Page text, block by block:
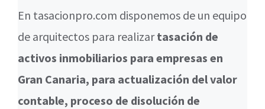
En tasacionpro.com disponemos de un equipo
de arquitectos para realizartasación de
activos inmobiliarios para empresas en
Gran Canaria, para actualización del valor
contable, proceso de disolución de